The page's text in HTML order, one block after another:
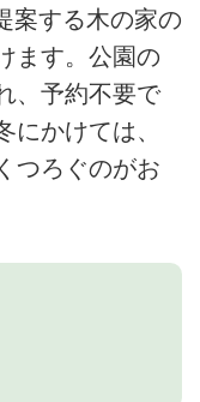
案する木の家の
ます。公園の
、予約不要で
にかけては、
つろぐのがお